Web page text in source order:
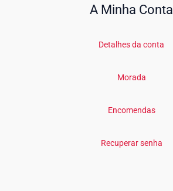
A Minha Conta
Detalhes da conta
Morada
Encomendas
Recuperar senha